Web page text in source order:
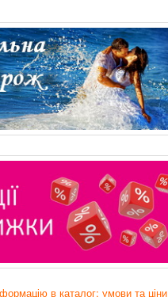
в каталог: умови та ціни